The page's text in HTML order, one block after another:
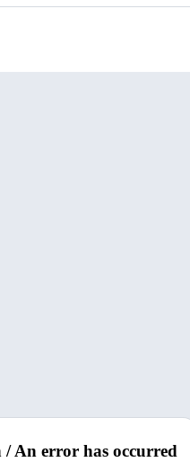
An error has occurred